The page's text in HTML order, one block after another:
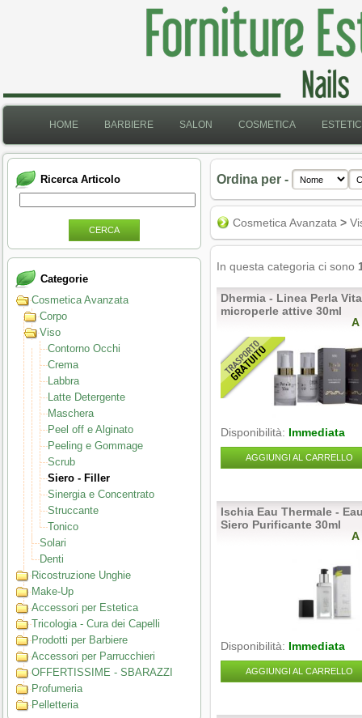
HOME BARBIERE SALON COSMETICA
Ricerca Articolo
CERCA
Categorie
Cosmetica Avanzata
Corpo
Viso
Contorno Occhi
Crema
Labbra
Latte Detergente
Maschera
Peel off e Alginato
Peeling e Gommage
Scrub
Siero - Filler
Sinergia e Concentrato
Struccante
Tonico
Solari
Denti
Ricostruzione Unghie
Make-Up
Accessori per Estetica
Tricologia - Cura dei Capelli
Prodotti per Barbiere
Accessori per Parrucchieri
OFFERTISSIME - SBARAZZI
Profumeria
Pelletteria
Ordina per -
Cosmetica Avanzata >
In questa categoria ci sono
Dhermia - Linea Perla
microperle attive 30ml
A
Disponibilità: Immediata
AGGIUNGI AL CARRELLO
Ischia Eau Thermale -
Siero Purificante 30ml
A
Disponibilità: Immediata
AGGIUNGI AL CARRELLO